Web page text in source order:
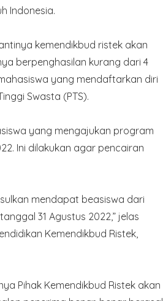
Indonesia.
kemendikbud ristek akan
berpenghasilan kurang dari 4
yang mendaftarkan diri
Swasta (PTS).
yang mengajukan program
Ini dilakukan agar pencairan
mendapat beasiswa dari
31 Agustus 2022,” jelas
Kemendikbud Ristek,
Pihak Kemendikbud Ristek akan